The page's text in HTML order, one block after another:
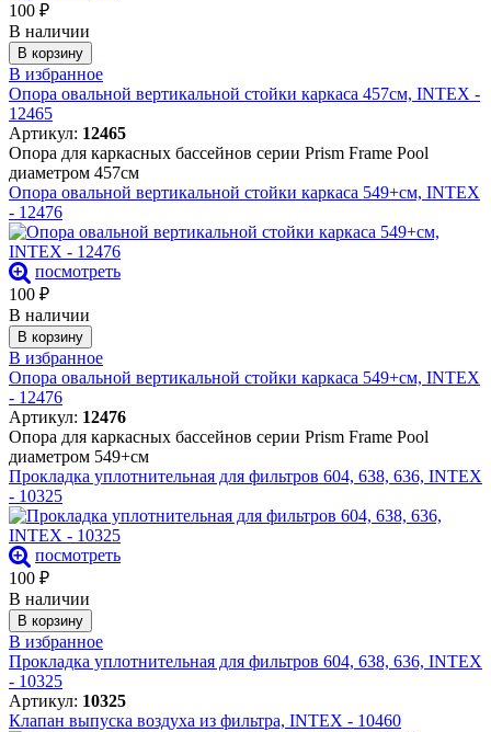
100 ₽
В наличии
В корзину
В избранное
Опора овальной вертикальной стойки каркаса 457см, INTEX -
12465
Артикул: 12465
Опора для каркасных бассейнов серии Prism Frame Pool
диаметром 457см
Опора овальной вертикальной стойки каркаса 549+см, INTEX
- 12476
посмотреть
100 ₽
В наличии
В корзину
В избранное
Опора овальной вертикальной стойки каркаса 549+см, INTEX
- 12476
Артикул: 12476
Опора для каркасных бассейнов серии Prism Frame Pool
диаметром 549+см
Прокладка уплотнительная для фильтров 604, 638, 636, INTEX
- 10325
посмотреть
100 ₽
В наличии
В корзину
В избранное
Прокладка уплотнительная для фильтров 604, 638, 636, INTEX
- 10325
Артикул: 10325
Клапан выпуска воздуха из фильтра, INTEX - 10460